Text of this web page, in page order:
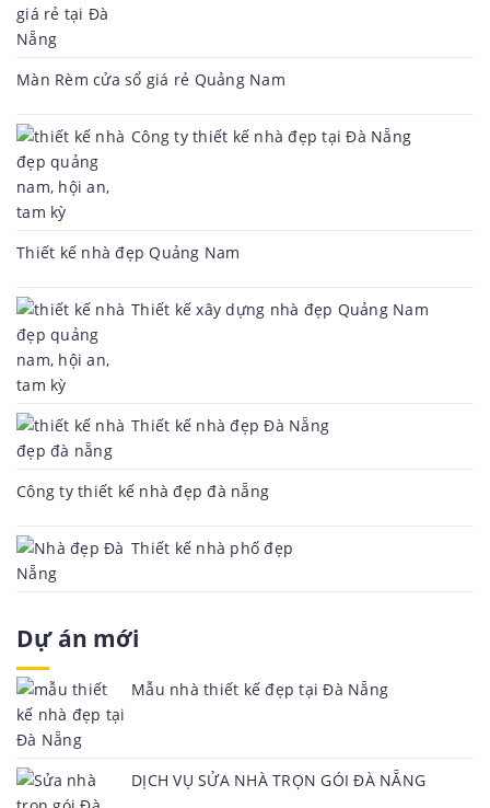
Màn Rèm cửa sổ giá rẻ Quảng Nam
Công ty thiết kế nhà đẹp tại Đà Nẵng
Thiết kế nhà đẹp Quảng Nam
Thiết kế xây dựng nhà đẹp Quảng Nam
Thiết kế nhà đẹp Đà Nẵng
Công ty thiết kế nhà đẹp đà nẵng
Thiết kế nhà phố đẹp
Dự án mới
Mẫu nhà thiết kế đẹp tại Đà Nẵng
DỊCH VỤ SỬA NHÀ TRỌN GÓI ĐÀ NẴNG